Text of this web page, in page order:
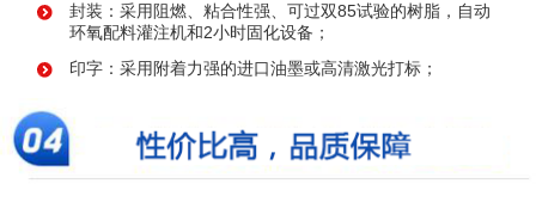
封装：采用阻燃、粘合性强、可过双85试验的树脂，自动
环氧配料灌注机和2小时固化设备；
印字：采用附着力强的进口油墨或高清激光打标；